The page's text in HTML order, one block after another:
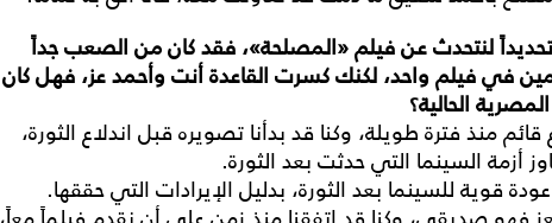
لنتحدث عن فيلم «المصلحة»، فقد كان من الصعب جداً
في فيلم واحد، لكنك كسرت القاعدة أنت وأحمد عز، فهل كان
الحالية؟
منذ فترة طويلة، وكنا قد بدأنا تصويره قبل اندلاع الثورة،
أزمة السينما التي حدثت بعد الثورة.
قوية للسينما بعد الثورة، بدليل الإيرادات التي حققها.